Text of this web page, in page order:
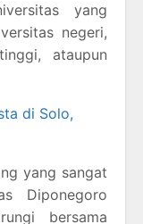
yang
negeri,
ataupun
di Solo,
yang sangat
Diponegoro
bersama